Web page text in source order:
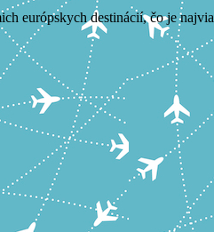
európskych destinácií, čo je